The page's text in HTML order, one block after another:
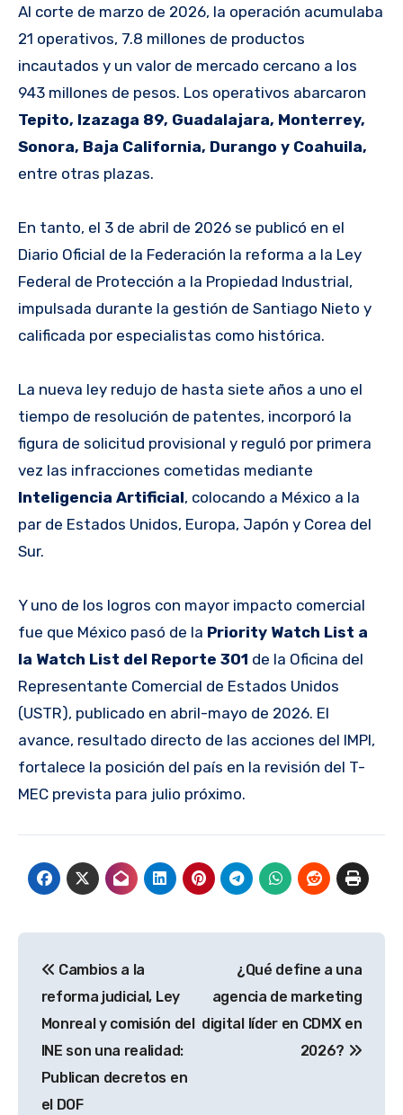
Al corte de marzo de 2026, la operación acumulaba
21 operativos, 7.8 millones de productos
incautados y un valor de mercado cercano a los
943 millones de pesos. Los operativos abarcaron
Tepito, Izazaga 89, Guadalajara, Monterrey,
Sonora, Baja California, Durango y Coahuila,
entre otras plazas.
En tanto, el 3 de abril de 2026 se publicó en el
Diario Oficial de la Federación la reforma a la Ley
Federal de Protección a la Propiedad Industrial,
impulsada durante la gestión de Santiago Nieto y
calificada por especialistas como histórica.
La nueva ley redujo de hasta siete años a uno el
tiempo de resolución de patentes, incorporó la
figura de solicitud provisional y reguló por primera
vez las infracciones cometidas mediante
Inteligencia Artificial, colocando a México a la
par de Estados Unidos, Europa, Japón y Corea del
Sur.
Y uno de los logros con mayor impacto comercial
fue que México pasó de la Priority Watch List a
la Watch List del Reporte 301 de la Oficina del
Representante Comercial de Estados Unidos
(USTR), publicado en abril-mayo de 2026. El
avance, resultado directo de las acciones del IMPI,
fortalece la posición del país en la revisión del T-
MEC prevista para julio próximo.
de
entradas
Cambios a la
reforma judicial, Ley
Monreal y comisión del
INE son una realidad:
Publican decretos en
el DOF
¿Qué define a una
agencia de marketing
digital líder en CDMX en
2026?